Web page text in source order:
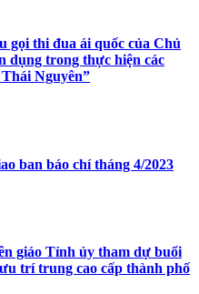
gọi thi đua ái quốc của Chủ
dụng trong thực hiện các
Nguyên”
ban báo chí tháng 4/2023
giáo Tỉnh ủy tham dự buổi
trí trung cao cấp thành phố